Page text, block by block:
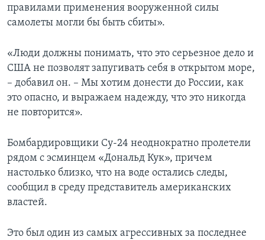
правилами применения вооруженной силы
самолеты могли бы быть сбиты».
«Люди должны понимать, что это серьезное дело и
США не позволят запугивать себя в открытом море,
– добавил он. – Мы хотим донести до России, как
это опасно, и выражаем надежду, что это никогда
не повторится».
Бомбардировщики Су-24 неоднократно пролетели
рядом с эсминцем «Дональд Кук», причем
настолько близко, что на воде остались следы,
сообщил в среду представитель американских
властей.
Это был один из самых агрессивных за последнее